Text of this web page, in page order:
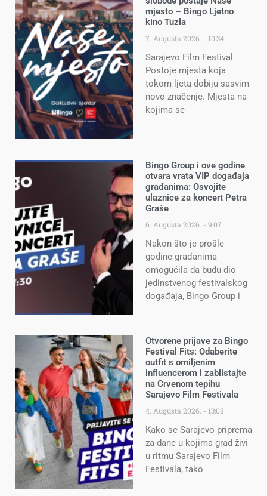
mjesto – Bingo Ljetno
kino Tuzla
7. Augusta 2026. 10:34
Sarajevo Film Festival
Postoje mjesta koja
tokom ljeta dobiju sasvim
novo značenje. Mjesta na
kojima se
Bingo Group i ove godine
otvara vrata VIP događaja
građanima: Osvojite
ulaznice za koncert Petra
Graše
6. Augusta 2026. 9:07
Nakon što je prošle
godine građanima
omogućila da budu dio
jedinstvenog festivalskog
događaja, Bingo Group i
Otvorene prijave za Bingo
Festival Fits: Odaberite
outfit s omiljenim
influencerom i zablistajte
na Crvenom tepihu
Sarajevo Film Festivala
4. Augusta 2026. 13:08
Kako se Sarajevo priprema
za dane u kojima grad živi
u ritmu Sarajevo Film
Festivala, tako